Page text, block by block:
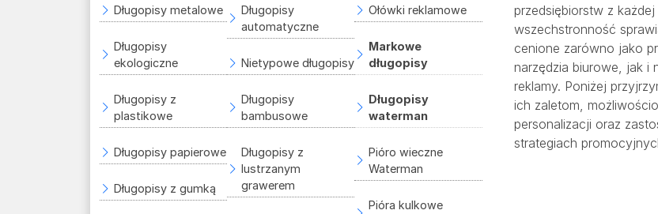
przedsiębiorstw z
wszechstronność
cenione zarówno jako
narzędzia biurowe, jak i
reklamy. Poniżej
ich zaletom,
personalizacji oraz
strategiach
Długopisy metalowe
Długopisy
ekologiczne
Długopisy z
plastikowe
Długopisy papierowe
Długopisy z gumką
Długopisy
automatyczne
Nietypowe długopisy
Długopisy
bambusowe
Długopisy z
lustrzanym
grawerem
Ołówki reklamowe
Markowe
długopisy
Długopisy
waterman
Pióro wieczne
Waterman
Pióra kulkowe